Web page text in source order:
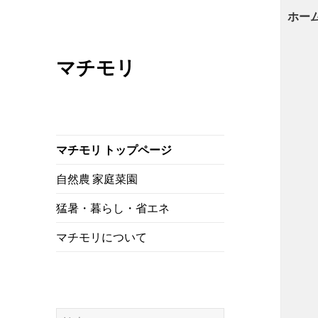
マチモリ
マチモリ トップページ
自然農 家庭菜園
猛暑・暮らし・省エネ
マチモリについて
ホー